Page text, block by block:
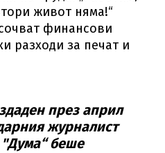
живот няма!“
финансови
разходи за печат и
през април
журналист
беше